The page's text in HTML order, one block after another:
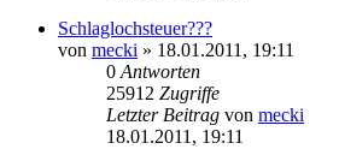
Schlaglochsteuer???
von mecki » 18.01.2011, 19:11
0 Antworten
25912 Zugriffe
Letzter Beitrag von mecki
18.01.2011, 19:11